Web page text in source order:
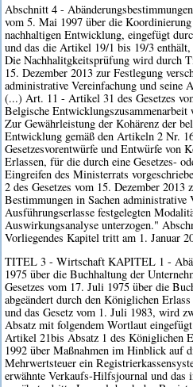
Abschnitt 4 -
vom 5. Mai 1997 über die
nachhaltigen Entwicklung, eingefügt
und das die Artikel 19/1 bis 19/3
Die Nachhalitgkeitsprüfung wird durch
15. Dezember 2013 zur Festlegung
administrative Vereinfachung und seine
(...) Art. 11 - Artikel 31 des Gesetzes
Belgische
Zur Gewährleistung der Kohärenz der
Entwicklung gemäß den Artikeln 2 Nr.
Gesetzesvorentwürfe und Entwürfe von
Erlassen, für die durch eine Gesetzes-
Eingreifen des Ministerrats
2 des Gesetzes vom 15. Dezember 2013
Bestimmungen in Sachen administrative
Ausführungserlasse festgelegten
Auswirkungsanalyse unterzogen."
Vorliegendes Kapitel tritt am 1. Januar
TITEL 3 - Wirtschaft KAPITEL 1 -
1975 über die Buchhaltung der
Gesetzes vom 17. Juli 1975 über die
abgeändert durch den Königlichen
und das Gesetz vom 1. Juli 1983, wird
Absatz mit folgendem Wortlaut
Artikel 21bis Absatz 1 des Königlichen
1992 über Maßnahmen im Hinblick auf
Mehrwertsteuer ein
erwähnte Verkaufs-Hilfsjournal und